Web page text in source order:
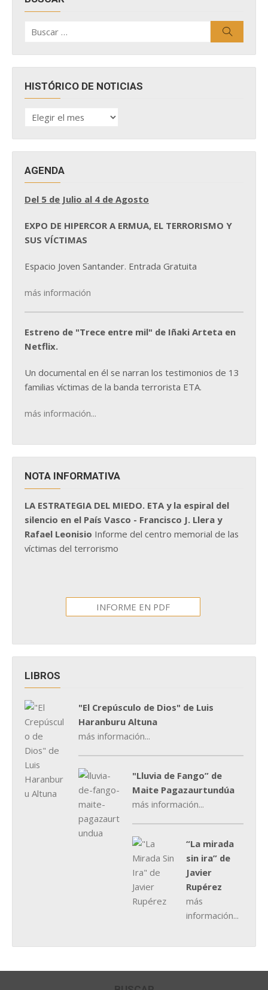
por:
HISTÓRICO DE NOTICIAS
HISTÓRICO
DE
AGENDA
Del 5 de Julio al 4 de Agosto
EXPO DE HIPERCOR A ERMUA, EL TERRORISMO Y
SUS VÍCTIMAS
Espacio Joven Santander. Entrada Gratuita
más información
Estreno de "Trece entre mil" de Iñaki Arteta en
Netflix.
Un documental en él se narran los testimonios de 13
familias víctimas de la banda terrorista ETA.
más información...
NOTA INFORMATIVA
LA ESTRATEGIA DEL MIEDO. ETA y la espiral del
silencio en el País Vasco - Francisco J. Llera y
Rafael Leonisio Informe del centro memorial de las
víctimas del terrorismo
INFORME EN PDF
LIBROS
"El Crepúsculo de Dios" de Luis
Haranburu Altuna
más información...
"Lluvia de Fango” de
Maite Pagazaurtundúa
más información...
“La mirada
sin ira” de
Javier
Rupérez
más
información...